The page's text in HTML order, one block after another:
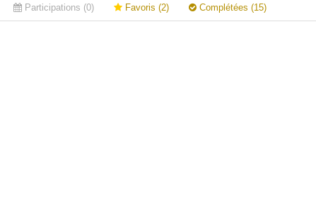
Participations (0) Favoris (2) Complétées (15)